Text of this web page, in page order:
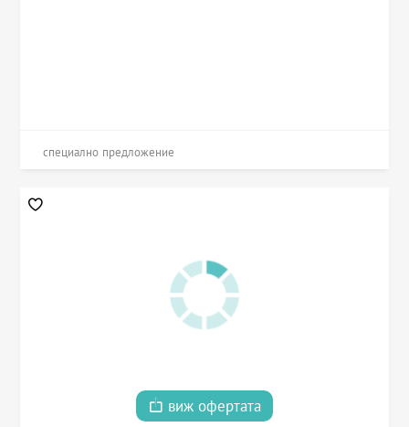
специално предложение
виж офертата